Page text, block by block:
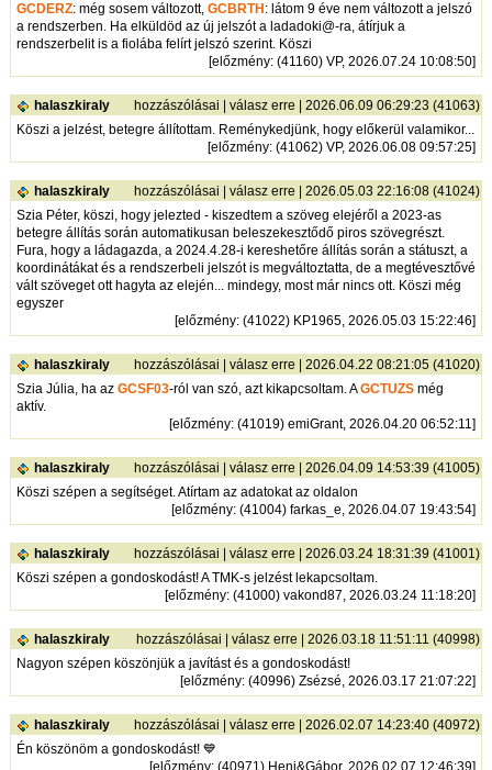
GCDERZ: még sosem változott,GCBRTH : látom 9 éve nem változott a jelszó
a rendszerben. Ha elküldöd az új jelszót a ladadoki@-ra, átírjuk a
rendszerbelit is a fiolába felírt jelszó szerint. Köszi
[előzmény: (41160) VP, 2026.07.24 10:08:50]
halaszkiraly hozzászólásai |válasz erre | 2026.06.09 06:29:23 (41063)
Köszi a jelzést, betegre állítottam. Reménykedjünk, hogy előkerül valamikor...
[előzmény: (41062) VP, 2026.06.08 09:57:25]
halaszkiraly hozzászólásai |válasz erre | 2026.05.03 22:16:08 (41024)
Szia Péter, köszi, hogy jelezted - kiszedtem a szöveg elejéről a 2023-as
betegre állítás során automatikusan beleszekesztődő piros szövegrészt.
Fura, hogy a ládagazda, a 2024.4.28-i kereshetőre állítás során a státuszt, a
koordinátákat és a rendszerbeli jelszót is megváltoztatta, de a megtévesztővé
vált szöveget ott hagyta az elején... mindegy, most már nincs ott. Köszi még
egyszer
[előzmény: (41022) KP1965, 2026.05.03 15:22:46]
halaszkiraly hozzászólásai |válasz erre | 2026.04.22 08:21:05 (41020)
Szia Júlia, ha azGCSF03-ról van szó, azt kikapcsoltam. AGCTUZS még
aktív.
[előzmény: (41019) emiGrant, 2026.04.20 06:52:11]
halaszkiraly hozzászólásai |válasz erre | 2026.04.09 14:53:39 (41005)
Köszi szépen a segítséget. Atírtam az adatokat az oldalon
[előzmény: (41004) farkas_e, 2026.04.07 19:43:54]
halaszkiraly hozzászólásai |válasz erre | 2026.03.24 18:31:39 (41001)
Köszi szépen a gondoskodást! A TMK-s jelzést lekapcsoltam.
[előzmény: (41000) vakond87, 2026.03.24 11:18:20]
halaszkiraly hozzászólásai |válasz erre | 2026.03.18 11:51:11 (40998)
Nagyon szépen köszönjük a javítást és a gondoskodást!
[előzmény: (40996) Zsézsé, 2026.03.17 21:07:22]
halaszkiraly hozzászólásai |válasz erre | 2026.02.07 14:23:40 (40972)
Én köszönöm a gondoskodást! 💙